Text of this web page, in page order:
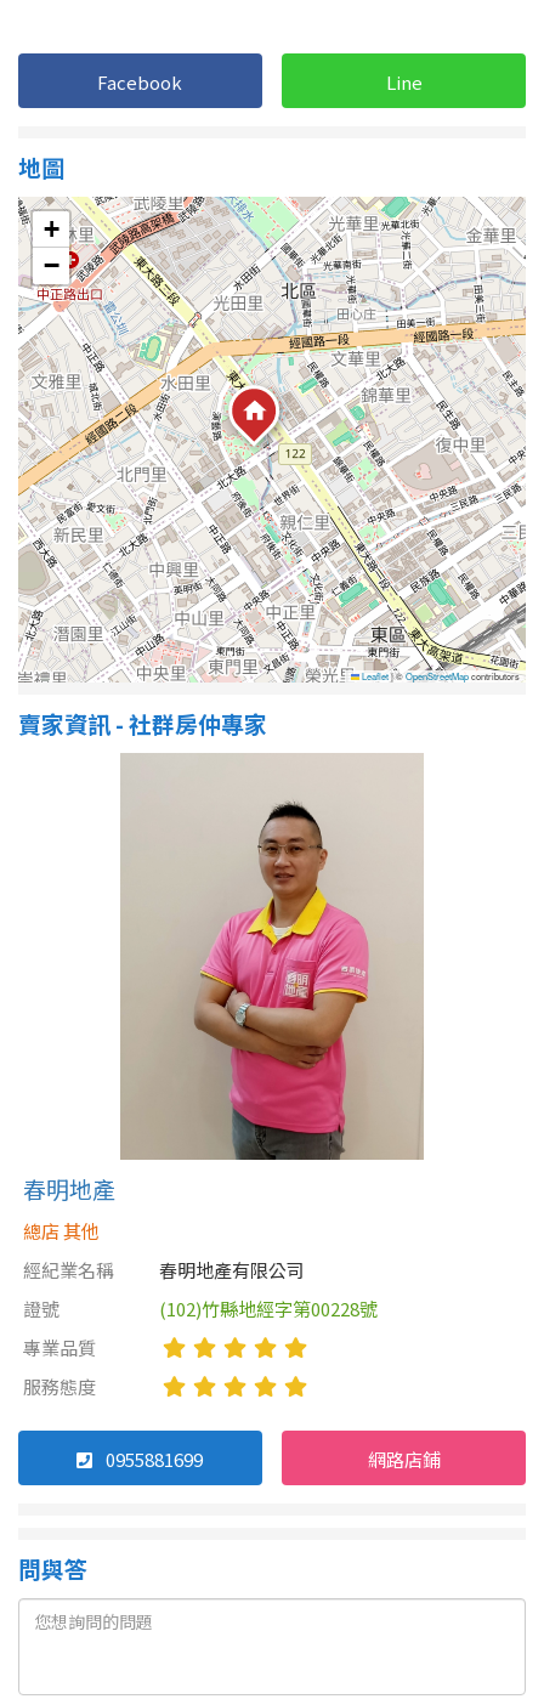
Facebook Line
地圖
+
−
Leaflet|©OpenStreetMapcontributors
賣家資訊 - 社群房仲專家
春明地產
總店 其他
經紀業名稱
春明地產有限公司
證號
(102)竹縣地經字第00228號
專業品質
服務態度
0955881699 網路店鋪
問與答